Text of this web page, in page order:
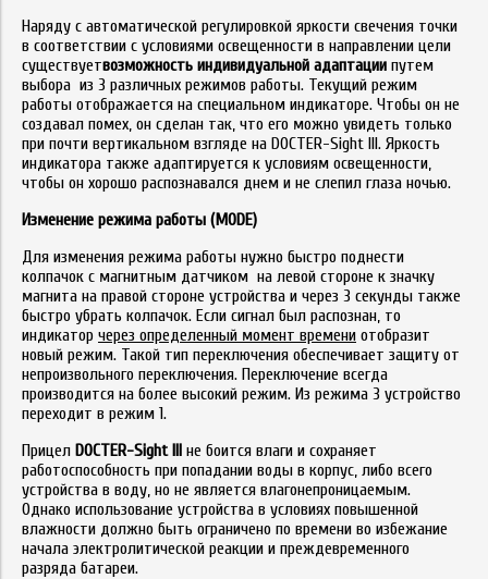
Наряду с автоматической регулировкой яркости свечения точки
в соответствии с условиями освещенности в направлении цели
существуетвозможность индивидуальной адаптации путем
выбора из 3 различных режимов работы. Текущий режим
работы отображается на специальном индикаторе. Чтобы он не
создавал помех, он сделан так, что его можно увидеть только
при почти вертикальном взгляде на DOCTER-Sight III. Яркость
индикатора также адаптируется к условиям освещенности,
чтобы он хорошо распознавался днем и не слепил глаза ночью.
Изменение режима работы (MODE)
Для изменения режима работы нужно быстро поднести
колпачок с магнитным датчиком на левой стороне к значку
магнита на правой стороне устройства и через 3 секунды также
быстро убрать колпачок. Если сигнал был распознан, то
индикатор через определенный момент времени отобразит
новый режим. Такой тип переключения обеспечивает защиту от
непроизвольного переключения. Переключение всегда
производится на более высокий режим. Из режима 3 устройство
переходит в режим 1.
Прицел DOCTER-Sight III не боится влаги и сохраняет
работоспособность при попадании воды в корпус, либо всего
устройства в воду, но не является влагонепроницаемым.
Однако использование устройства в условиях повышенной
влажности должно быть ограничено по времени во избежание
начала электролитической реакции и преждевременного
разряда батареи.